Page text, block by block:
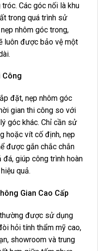
Các góc nối là khu
trong quá trình sử
nhôm góc trong,
luôn được bảo vệ một
Công
đặt, nẹp nhôm góc
gian thi công so với
góc khác. Chỉ cần sử
hoặc vít cố định, nẹp
được gắn chắc chắn
giúp công trình hoàn
quả.
Gian Cao Cấp
được sử dụng
hỏi tính thẩm mỹ cao,
showroom và trung